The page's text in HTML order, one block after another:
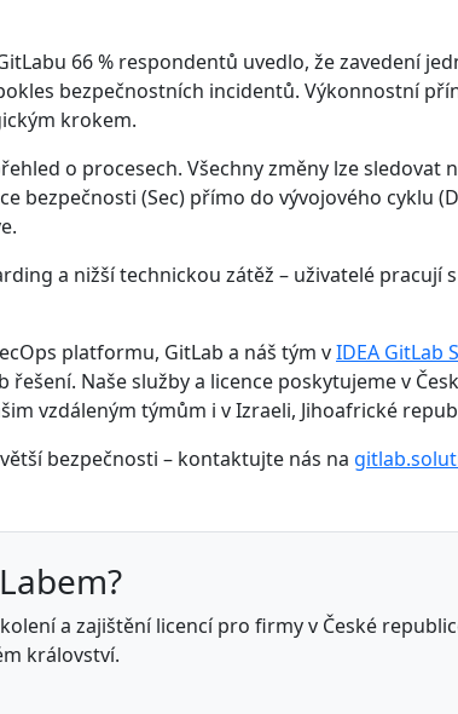
66 % respondentů uvedlo, že zavedení
bezpečnostních incidentů. Výkonnostní
krokem.
o procesech. Všechny změny lze
bezpečnosti (Sec) přímo do vývojového cyklu
a nižší technickou zátěž – uživatelé
platformu, GitLab a náš tým vIDEA GitLab
Naše služby a licence poskytujeme v
vzdáleným týmům i v Izraeli, Jihoafrické
bezpečnosti – kontaktujte nás na
a zajištění licencí pro firmy v České
království.